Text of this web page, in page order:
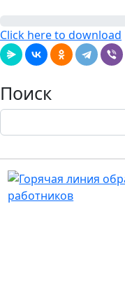
Click here to download
Поиск
Поиск